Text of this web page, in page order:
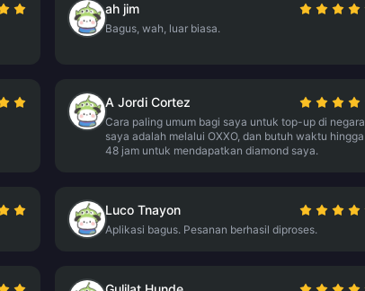
ah jim
Bagus, wah, luar biasa.
A Jordi Cortez
Cara paling umum bagi saya untuk top-up di negara
saya adalah melalui OXXO, dan butuh waktu hingga
48 jam untuk mendapatkan diamond saya.
Luco Tnayon
Aplikasi bagus. Pesanan berhasil diproses.